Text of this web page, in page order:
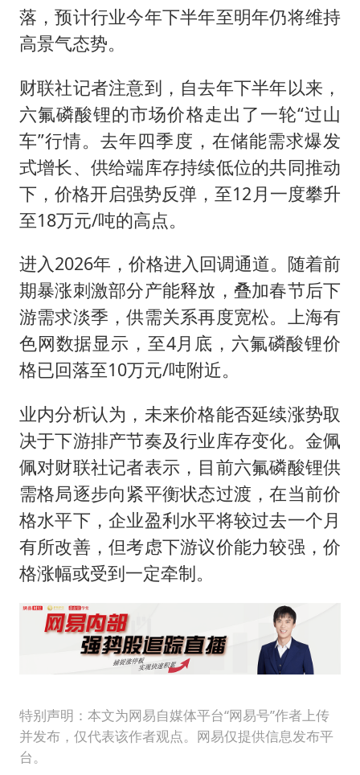
落，预计行业今年下半年至明年仍将维持
高景气态势。
财联社记者注意到，自去年下半年以来，
六氟磷酸锂的市场价格走出了一轮“过山
车”行情。去年四季度，在储能需求爆发
式增长、供给端库存持续低位的共同推动
下，价格开启强势反弹，至12月一度攀升
至18万元/吨的高点。
进入2026年，价格进入回调通道。随着前
期暴涨刺激部分产能释放，叠加春节后下
游需求淡季，供需关系再度宽松。上海有
色网数据显示，至4月底，六氟磷酸锂价
格已回落至10万元/吨附近。
业内分析认为，未来价格能否延续涨势取
决于下游排产节奏及行业库存变化。金佩
佩对财联社记者表示，目前六氟磷酸锂供
需格局逐步向紧平衡状态过渡，在当前价
格水平下，企业盈利水平将较过去一个月
有所改善，但考虑下游议价能力较强，价
格涨幅或受到一定牵制。
特别声明：本文为网易自媒体平台“网易号”作者上传
并发布，仅代表该作者观点。网易仅提供信息发布平
台。